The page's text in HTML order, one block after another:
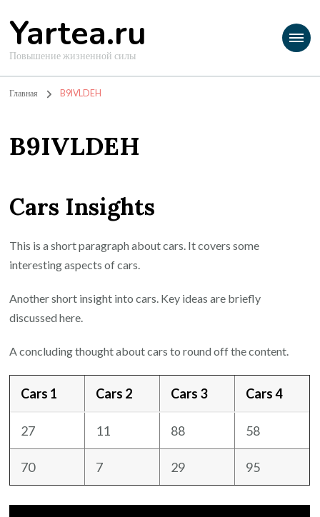
Yartea.ru
Повышение жизненной силы
Главная B9IVLDEH
B9IVLDEH
Cars Insights
This is a short paragraph about cars. It covers some
interesting aspects of cars.
Another short insight into cars. Key ideas are briefly
discussed here.
A concluding thought about cars to round off the content.
Cars 1 Cars 2 Cars 3 Cars 4
27 11 88 58
70 7 29 95